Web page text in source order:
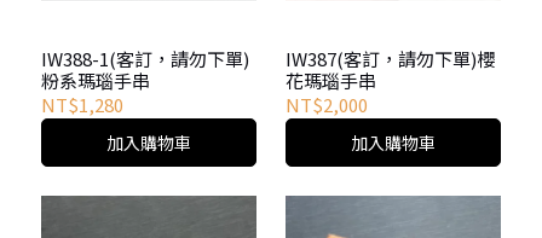
IW388-1(客訂，請勿下單)
粉系瑪瑙手串
NT$1,280
加入購物車
IW387(客訂，請勿下單)櫻
花瑪瑙手串
NT$2,000
加入購物車